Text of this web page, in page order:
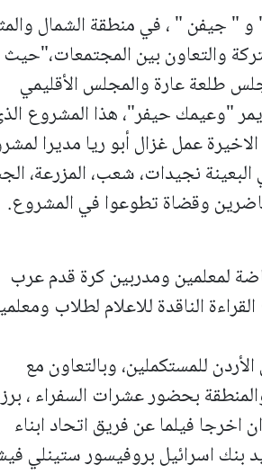
جيفن " ، في منطقة الشمال
والتعاون بين
طلعة عارة والمجلس الأقليمي
"وعيمك حيفر"، هذا المشروع
عمل غزال أبو ريا مديرا
نجيدات، شعب، المزرعة،
وقضاة تطوعوا في المشروع.
لمعلمين ومدربين كرة قدم عرب
الناقدة للاعلام لطلاب
للمستكملين، وبالتعاون مع
بحضور عشرات السفراء ،
اخرجا فيلما عن فريق اتحاد ابناء
اسرائيل بروفيسور ستينلي